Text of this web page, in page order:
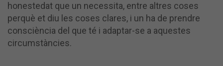
honestedat que un necessita, entre altres coses
perquè et diu les coses clares, i un ha de prendre
consciència del que té i adaptar-se a aquestes
circumstàncies.